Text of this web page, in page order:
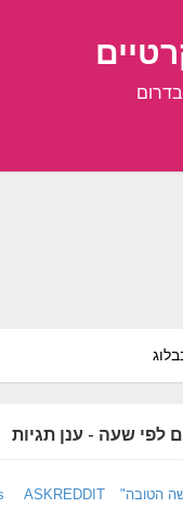
לפי שעה - ענן תגיות
הטובה" ASKREDDIT